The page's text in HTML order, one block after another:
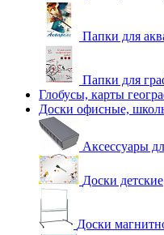
Папки для
Папки для
Глобусы, карты
Доски офисные,
Аксессуары
Доски детские
Доски